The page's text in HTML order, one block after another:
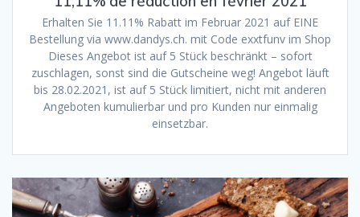
Erhalten Sie 11.11% Rabatt im Februar 2021 auf EINE
Bestellung via www.dandys.ch. mit Code exxtfunv im Shop
Dieses Angebot ist auf 5 Stück beschränkt – sofort
zuschlagen, sonst sind die Gutscheine weg! Angebot läuft
bis 28.02.2021, ist auf 5 Stück limitiert, nicht mit anderen
Angeboten kumulierbar und pro Kunden nur einmalig
einsetzbar.